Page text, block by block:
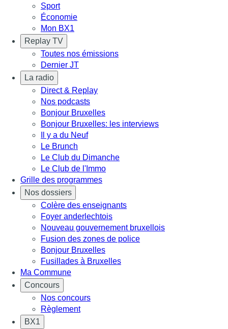
Sport
Économie
Mon BX1
Replay TV
Toutes nos émissions
Dernier JT
La radio
Direct & Replay
Nos podcasts
Bonjour Bruxelles
Bonjour Bruxelles: les interviews
Il y a du Neuf
Le Brunch
Le Club du Dimanche
Le Club de l'Immo
Grille des programmes
Nos dossiers
Colère des enseignants
Foyer anderlechtois
Nouveau gouvernement bruxellois
Fusion des zones de police
Bonjour Bruxelles
Fusillades à Bruxelles
Ma Commune
Concours
Nos concours
Règlement
BX1